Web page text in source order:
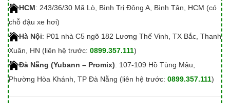
HCM: 243/36/30 Mã Lò, Bình Trị Đông A, Bình Tân, HCM (có
chỗ đậu xe hơi)
Hà Nội: P01 nhà C5 ngõ 182 Lương Thế Vinh, TX Bắc, Thanh
Xuân, HN (liên hệ trước: 0899.357.111)
Đà Nẵng (Yubann – Promix): 107-109 Hồ Tùng Mậu,
Phường Hòa Khánh, TP Đà Nẵng (liên hệ trước: 0899.357.111)